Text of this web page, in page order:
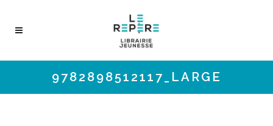
9782898512117_LARGE